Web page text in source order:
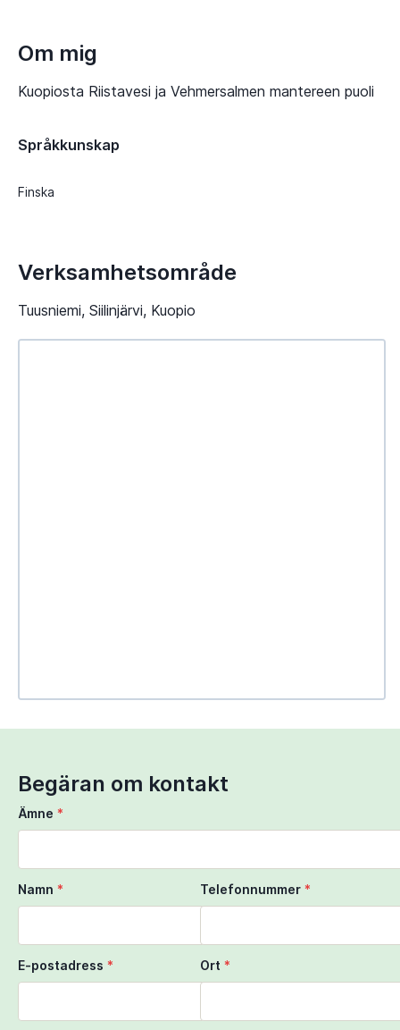
Om mig
Kuopiosta Riistavesi ja Vehmersalmen mantereen puoli
Språkkunskap
Finska
Verksamhetsområde
Tuusniemi, Siilinjärvi, Kuopio
Use two fingers to move the map
Begäran om kontakt
Ämne *
Namn * Telefonnummer *
E-postadress * Ort *